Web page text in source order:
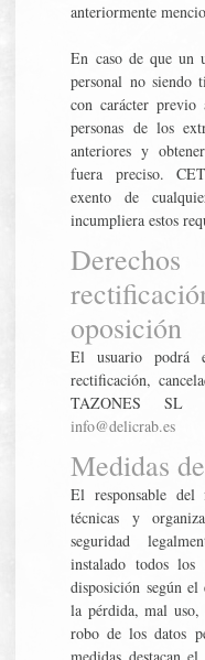
anteriormente
En caso de que un
personal no siendo
con carácter
personas de los
anteriores y
fuera preciso.
exento de
incumpliera estos
oposición
El usuario podrá
rectificación,
TAZONES SL
info@delicrab.es
Medidas
El responsable del
técnicas y
seguridad
instalado todos
disposición según
la pérdida, mal uso,
robo de los datos